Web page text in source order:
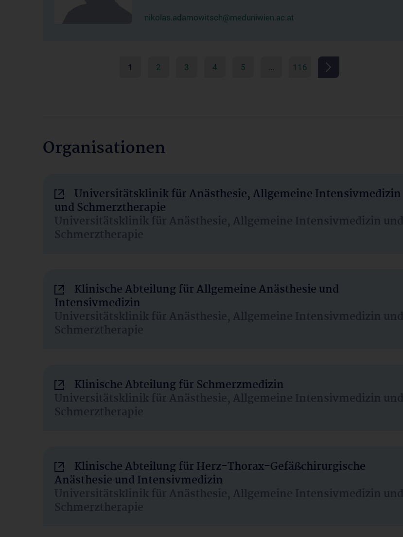
nikolas.adamowitsch@meduniwien.ac.at
1 2 3 4 5 … 116
Organisationen
Universitätsklinik für Anästhesie, Allgemeine Intensivmedizin
und Schmerztherapie
Universitätsklinik für Anästhesie, Allgemeine Intensivmedizin und
Schmerztherapie
Klinische Abteilung für Allgemeine Anästhesie und
Intensivmedizin
Universitätsklinik für Anästhesie, Allgemeine Intensivmedizin und
Schmerztherapie
Klinische Abteilung für Schmerzmedizin
Universitätsklinik für Anästhesie, Allgemeine Intensivmedizin und
Schmerztherapie
Klinische Abteilung für Herz-Thorax-Gefäßchirurgische
Anästhesie und Intensivmedizin
Universitätsklinik für Anästhesie, Allgemeine Intensivmedizin und
Schmerztherapie